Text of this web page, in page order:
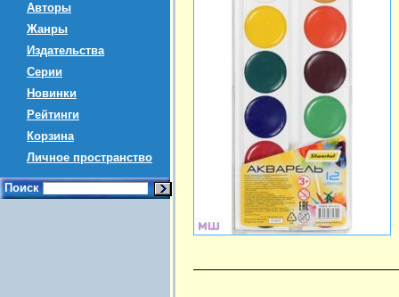
Авторы
Жанры
Издательства
Серии
Новинки
Рейтинги
Корзина
Личное пространство
Поиск